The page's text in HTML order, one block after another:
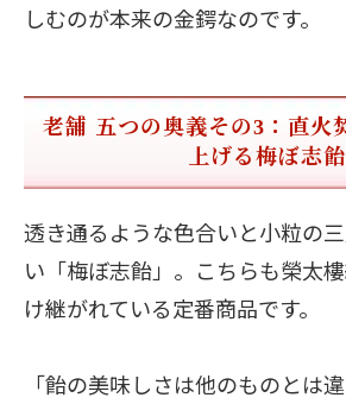
しむのが本来の金鍔なのです。
老舗 五つの奥義その3：直火
上げる梅ぼ志飴
透き通るような色合いと小粒の
い「梅ぼ志飴」。こちらも榮太
け継がれている定番商品です。
「飴の美味しさは他のものとは